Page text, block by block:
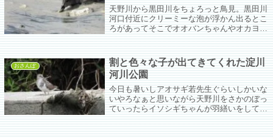
天野川から黒田川をちょろっと鳥見。黒田川
河口付近にクリーミーな泡が浮かん出るとこ
ろがあってそこでオオバンちゃんやオカヨシ
おさんぽ
割と色々な子が出てきてくれた淀川
河川公園
今日も暑いしアオサギ若先生ぐらいしかいな
いやろなぁと思いながら天野川をさかのぼっ
ていったらイソシギちゃんが羽繕いをしてい